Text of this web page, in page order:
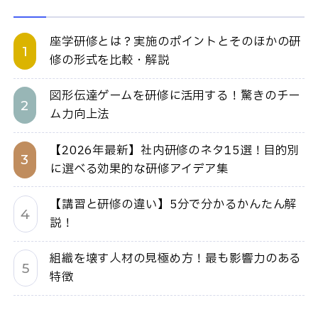
座学研修とは？実施のポイントとそのほかの研
修の形式を比較・解説
図形伝達ゲームを研修に活用する！驚きのチー
ム力向上法
【2026年最新】社内研修のネタ15選！目的別
に選べる効果的な研修アイデア集
【講習と研修の違い】5分で分かるかんたん解
説！
組織を壊す人材の見極め方！最も影響力のある
特徴